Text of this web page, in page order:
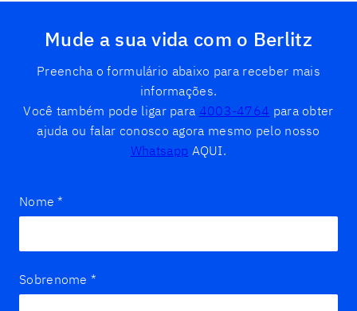
Mude a sua vida com o Berlitz
Preencha o formulário abaixo para receber mais
informações.
Você também pode ligar para 4003-4764 para obter
ajuda ou falar conosco agora mesmo pelo nosso
Whatsapp AQUI.
Nome *
Sobrenome *